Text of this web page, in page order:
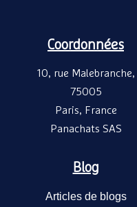
Coordonnées
10, rue Malebranche,
75005
Paris, France
Panachats SAS
Blog
Articles de blogs